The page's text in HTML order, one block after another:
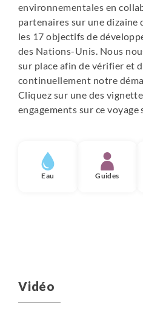
environnementales en
partenaires sur une dizaine
les 17 objectifs de
des Nations-Unis. Nous
sur place afin de vérifier et
continuellement notre
Cliquez sur une des
engagements sur ce voyage
Eau Guides
Vidéo